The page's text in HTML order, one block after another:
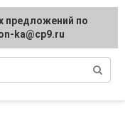
предложений по
ka@cp9.ru